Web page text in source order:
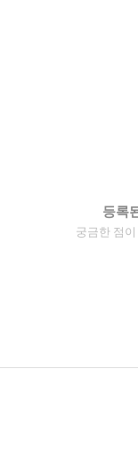
등록
궁금한 점